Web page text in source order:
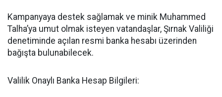
Kampanyaya destek sağlamak ve minik Muhammed
Talha’ya umut olmak isteyen vatandaşlar, Şırnak Valiliği
denetiminde açılan resmi banka hesabı üzerinden
bağışta bulunabilecek.
Valilik Onaylı Banka Hesap Bilgileri: